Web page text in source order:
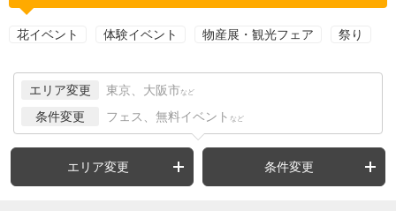
花イベント 体験イベント 物産展・観光フェア 祭り
エリア変更 東京、大阪市 など
条件変更 フェス、無料イベント など
エリア変更 条件変更